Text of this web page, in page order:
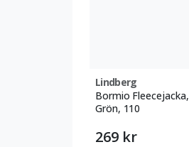
Lindberg
Bormio Fleecejacka,
Grön, 110
269 kr